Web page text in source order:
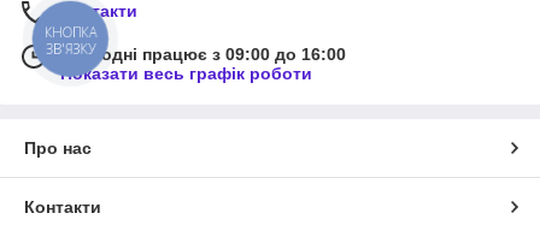
Контакти
Сьогодні працює з 09:00 до 16:00
Показати весь графік роботи
Про нас
Контакти
КНОПКА
ЗВ'ЯЗКУ